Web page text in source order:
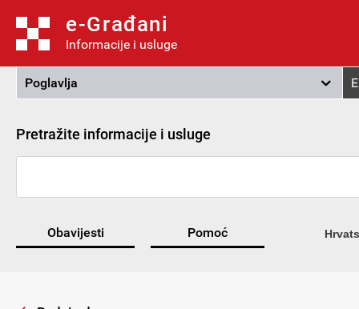
e-Građani
Informacije i usluge
Poglavlja
Pretražite informacije i usluge
Obavijesti Pomoć